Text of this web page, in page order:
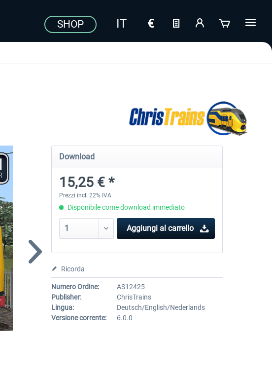
SHOP
Download
15,25 € *
Prezzi incl. 22% IVA
Disponibile come download immediato
Aggiungi al carrello
Ricorda
Numero Ordine:
AS12425
Publisher:
ChrisTrains
Lingua:
Deutsch/English/Nederlands
Versione corrente:
6.0.0